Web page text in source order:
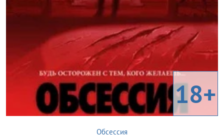
18+
Обсессия